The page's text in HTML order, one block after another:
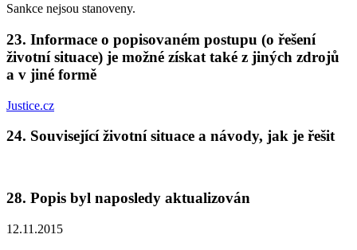
Sankce nejsou stanoveny.
23. Informace o popisovaném postupu (o řešení
životní situace) je možné získat také z jiných zdrojů
a v jiné formě
Justice.cz
24. Související životní situace a návody, jak je řešit
28. Popis byl naposledy aktualizován
12.11.2015